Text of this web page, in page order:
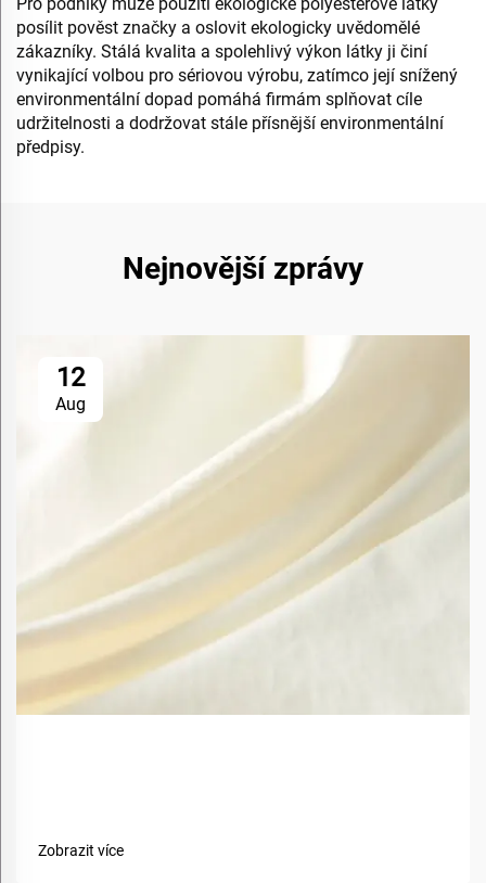
posílit pověst značky a oslovit ekologicky uvědomělé
zákazníky. Stálá kvalita a spolehlivý výkon látky ji činí
vynikající volbou pro sériovou výrobu, zatímco její snížený
environmentální dopad pomáhá firmám splňovat cíle
udržitelnosti a dodržovat stále přísnější environmentální
předpisy.
Nejnovější zprávy
12
Aug
Zobrazit více